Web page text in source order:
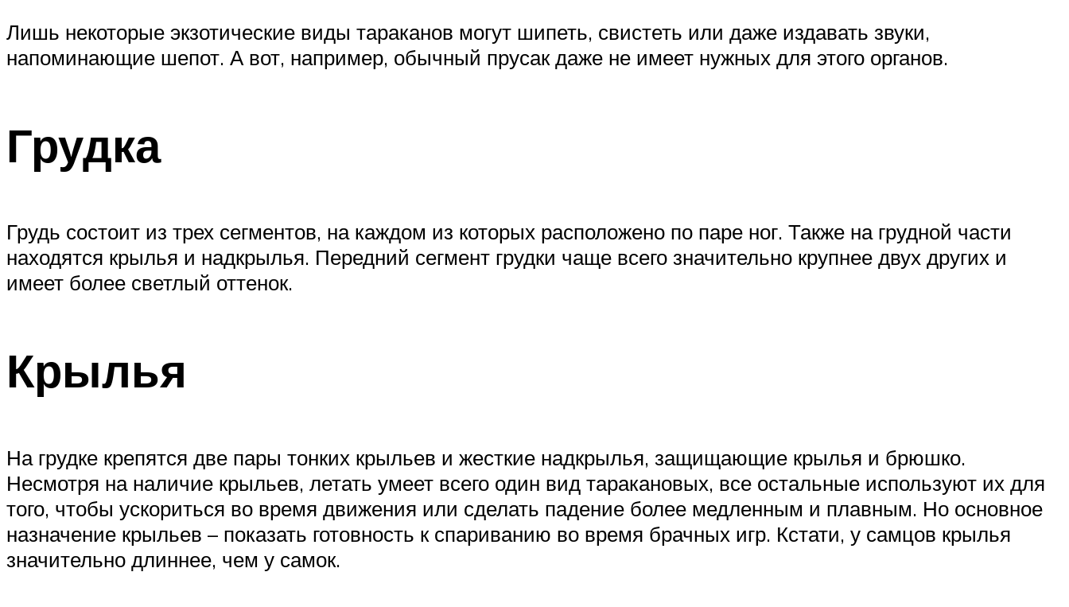
Лишь некоторые экзотические виды тараканов могут шипеть, свистеть или даже издавать звуки,
напоминающие шепот. А вот, например, обычный прусак даже не имеет нужных для этого органов.
Грудка
Грудь состоит из трех сегментов, на каждом из которых расположено по паре ног. Также на грудной части
находятся крылья и надкрылья. Передний сегмент грудки чаще всего значительно крупнее двух других и
имеет более светлый оттенок.
Крылья
На грудке крепятся две пары тонких крыльев и жесткие надкрылья, защищающие крылья и брюшко.
Несмотря на наличие крыльев, летать умеет всего один вид таракановых, все остальные используют их для
того, чтобы ускориться во время движения или сделать падение более медленным и плавным. Но основное
назначение крыльев – показать готовность к спариванию во время брачных игр. Кстати, у самцов крылья
значительно длиннее, чем у самок.